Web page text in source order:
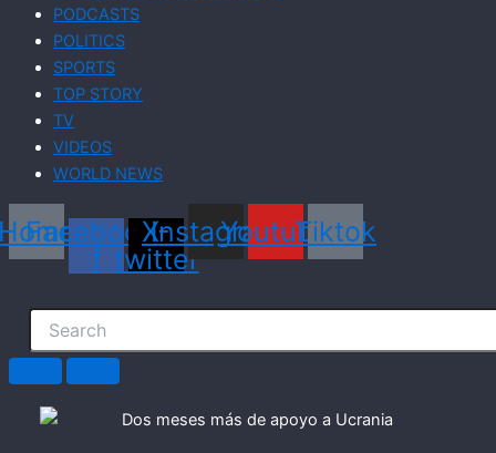
PODCASTS
POLITICS
SPORTS
TOP STORY
TV
VIDEOS
WORLD NEWS
Facebook-
f
X-
twitter
Instagram
YoutubeTiktok